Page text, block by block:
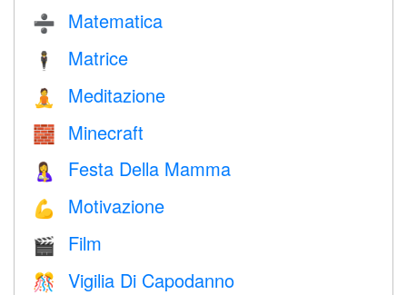
➗ Matematica
🕴️ Matrice
🧘 Meditazione
🧱 Minecraft
🤱 Festa Della Mamma
💪 Motivazione
🎬 Film
🎊 Vigilia Di Capodanno